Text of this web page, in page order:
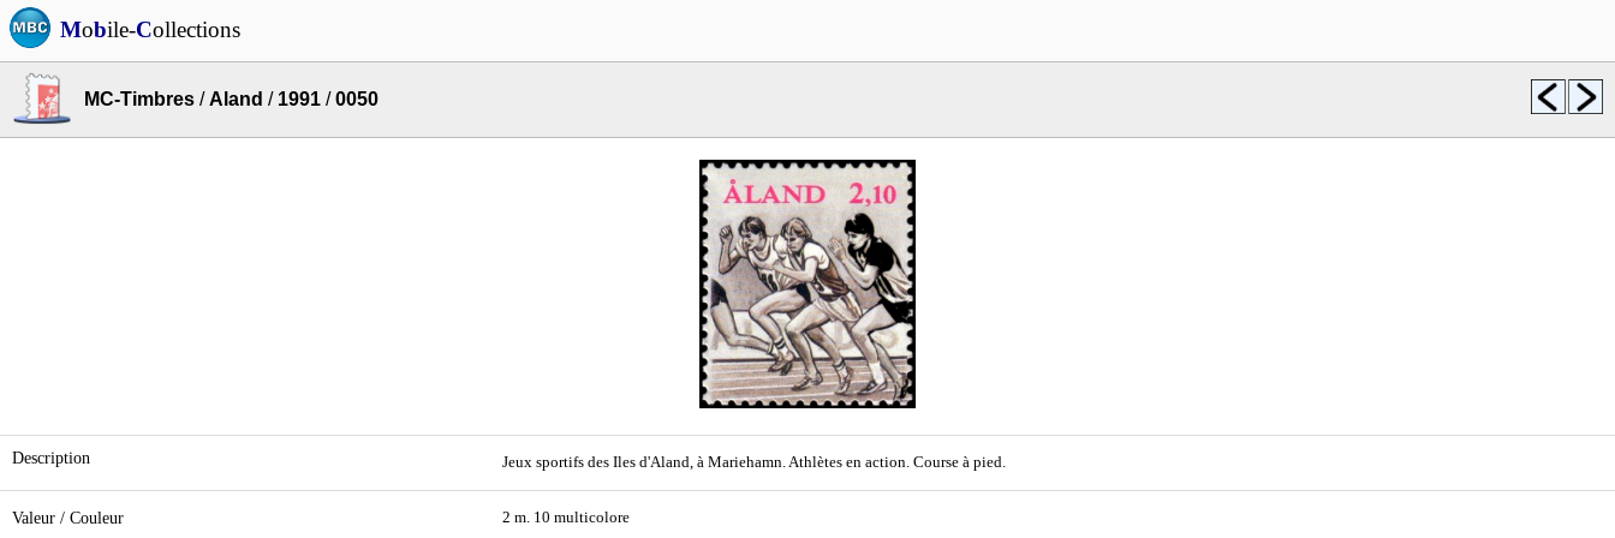
Mobile-Collections
MC-Timbres /Aland / 1991 /0050
Description Jeux sportifs des Iles d'Aland, à Mariehamn. Athlètes en action. Course à pied.
Valeur / Couleur 2 m. 10 multicolore